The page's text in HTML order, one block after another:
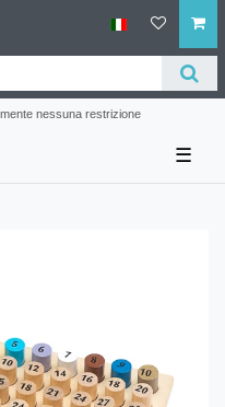
nessuna restrizione
☰